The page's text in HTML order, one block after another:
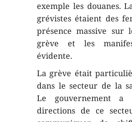
exemple les douanes.
grévistes étaient des
présence massive sur
grève et les
évidente.
La grève était
dans le secteur de la
Le gouvernement a
directions de ce